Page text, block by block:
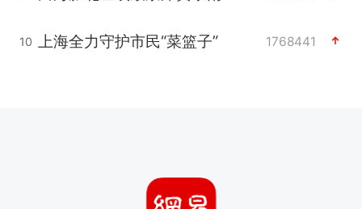
10 上海全力守护市民“菜篮子” 1768441